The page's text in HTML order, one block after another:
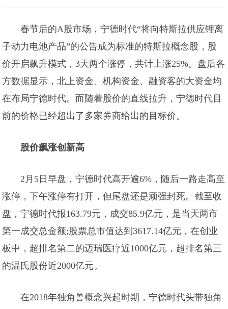
春节后的A股市场，宁德时代“将向特斯拉供应锂离
子动力电池产品”的公告成为标准的特斯拉概念股，股
价开启飙升模式，3天两个涨停，共计上涨25%。盘后各
方数据显示，北上资金、机构资金、融资客的大资金均
在布局宁德时代。而随着股价的直线拉升，宁德时代目
前的价格已经超出了多家券商给出的目标价。
股价飙涨创新高
2月5日早盘，宁德时代高开逾6%，随后一路走高至
涨停，下午涨停有打开，但尾盘还是顽强封死。截至收
盘，宁德时代报163.79元，成交85.9亿元，是当天两市
第一成交总金额;股票总市值达到3617.14亿元，在创业
板中，超排名第二的迈瑞医疗近1000亿元，超排名第三
的温氏股份近2000亿元。
在2018年独角兽概念兴起时期，宁德时代头带独角